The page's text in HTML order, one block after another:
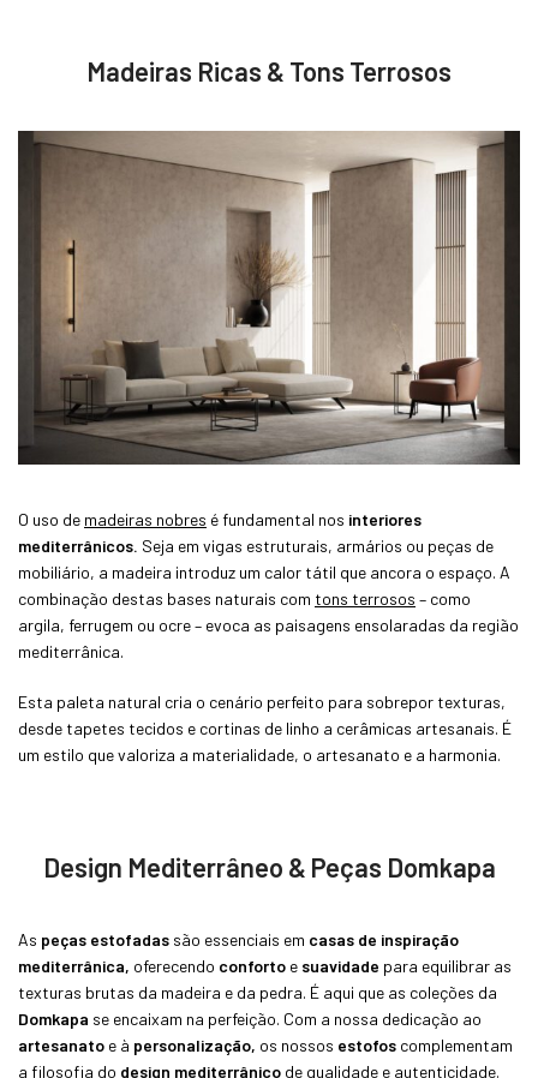
Madeiras Ricas & Tons Terrosos
O uso de madeiras nobres é fundamental nos interiores
mediterrânicos. Seja em vigas estruturais, armários ou peças de
mobiliário, a madeira introduz um calor tátil que ancora o espaço. A
combinação destas bases naturais com tons terrosos – como
argila, ferrugem ou ocre – evoca as paisagens ensolaradas da região
mediterrânica.
Esta paleta natural cria o cenário perfeito para sobrepor texturas,
desde tapetes tecidos e cortinas de linho a cerâmicas artesanais. É
um estilo que valoriza a materialidade, o artesanato e a harmonia.
Design Mediterrâneo & Peças Domkapa
As peças estofadas são essenciais em casas de inspiração
mediterrânica, oferecendo conforto e suavidade para equilibrar as
texturas brutas da madeira e da pedra. É aqui que as coleções da
Domkapa se encaixam na perfeição. Com a nossa dedicação ao
artesanato e à personalização, os nossos estofos complementam
a filosofia do design mediterrânico de qualidade e autenticidade.